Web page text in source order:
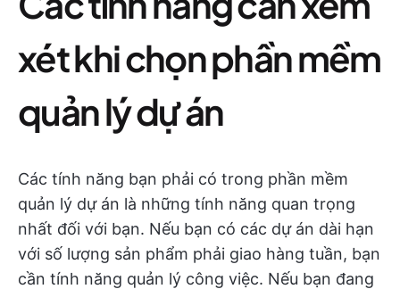
xét khi chọn phần mềm
quản lý dự án
Các tính năng bạn phải có trong phần mềm
quản lý dự án là những tính năng quan trọng
nhất đối với bạn. Nếu bạn có các dự án dài hạn
với số lượng sản phẩm phải giao hàng tuần, bạn
cần tính năng quản lý công việc. Nếu bạn đang